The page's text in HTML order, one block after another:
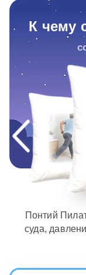
К чему
Понтий
суда,